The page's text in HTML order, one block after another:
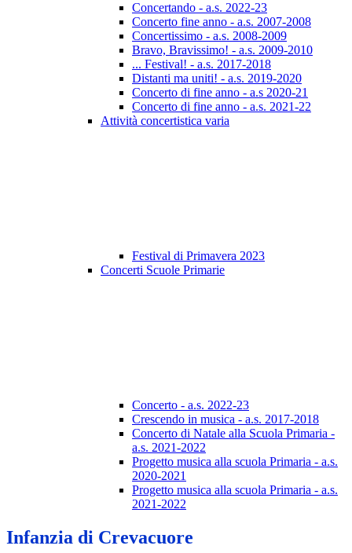
Concertando - a.s. 2022-23
Concerto fine anno - a.s. 2007-2008
Concertissimo - a.s. 2008-2009
Bravo, Bravissimo! - a.s. 2009-2010
... Festival! - a.s. 2017-2018
Distanti ma uniti! - a.s. 2019-2020
Concerto di fine anno - a.s 2020-21
Concerto di fine anno - a.s. 2021-22
Attività concertistica varia
Festival di Primavera 2023
Concerti Scuole Primarie
Concerto - a.s. 2022-23
Crescendo in musica - a.s. 2017-2018
Concerto di Natale alla Scuola Primaria -
a.s. 2021-2022
Progetto musica alla scuola Primaria - a.s.
2020-2021
Progetto musica alla scuola Primaria - a.s.
2021-2022
Infanzia di Crevacuore